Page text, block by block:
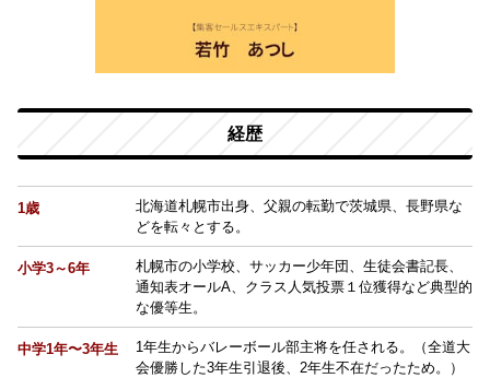
経歴
1歳
北海道札幌市出身、父親の転勤で茨城県、長野県な
どを転々とする。
小学3～6年
札幌市の小学校、サッカー少年団、生徒会書記長、
通知表オールA、クラス人気投票１位獲得など典型的
な優等生。
中学1年〜3年生
1年生からバレーボール部主将を任される。（全道大
会優勝した3年生引退後、2年生不在だったため。）